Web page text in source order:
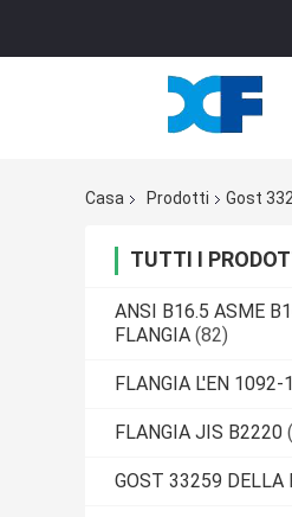
Casa Prodotti Gost
TUTTI I
ANSI B16.5 ASME
FLANGIA (82)
FLANGIA L'EN 1092-
FLANGIA JIS B2220
GOST 33259 DELLA